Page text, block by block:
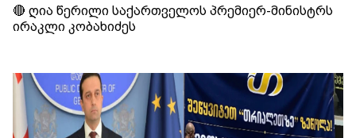
🔴 ღია წერილი საქართველოს პრემიერ-მინისტრს
ირაკლი კობახიძეს